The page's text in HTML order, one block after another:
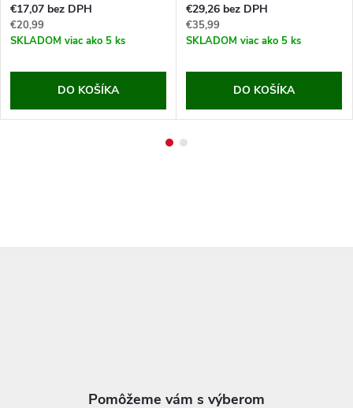
€17,07 bez DPH
€20,99
SKLADOM viac ako 5 ks
DO KOŠÍKA
€29,26 bez DPH
€35,99
SKLADOM viac ako 5 ks
DO KOŠÍKA